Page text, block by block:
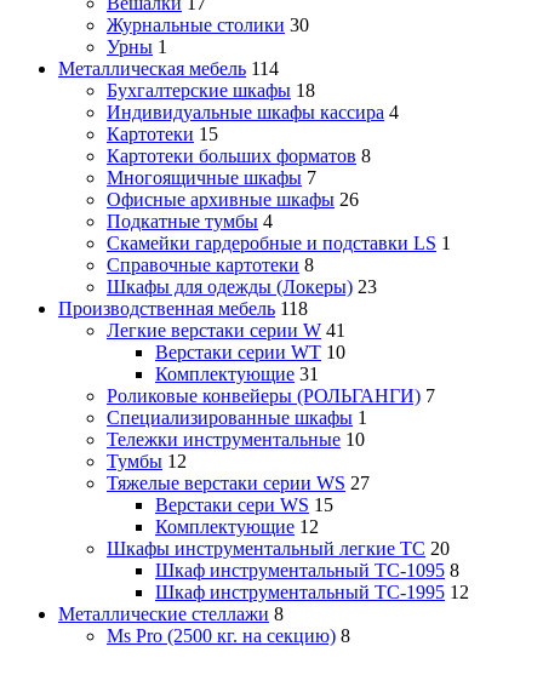
Журнальные столики 30
Урны 1
Металлическая мебель 114
Бухгалтерские шкафы 18
Индивидуальные шкафы кассира 4
Картотеки 15
Картотеки больших форматов 8
Многоящичные шкафы 7
Офисные архивные шкафы 26
Подкатные тумбы 4
Скамейки гардеробные и подставки LS 1
Справочные картотеки 8
Шкафы для одежды (Локеры) 23
Производственная мебель 118
Легкие верстаки серии W 41
Верстаки серии WT 10
Комплектующие 31
Роликовые конвейеры (РОЛЬГАНГИ) 7
Специализированные шкафы 1
Тележки инструментальные 10
Тумбы 12
Тяжелые верстаки серии WS 27
Верстаки сери WS 15
Комплектующие 12
Шкафы инструментальный легкие ТС 20
Шкаф инструментальный TC-1095 8
Шкаф инструментальный TC-1995 12
Металлические стеллажи 8
Ms Pro (2500 кг. на секцию) 8